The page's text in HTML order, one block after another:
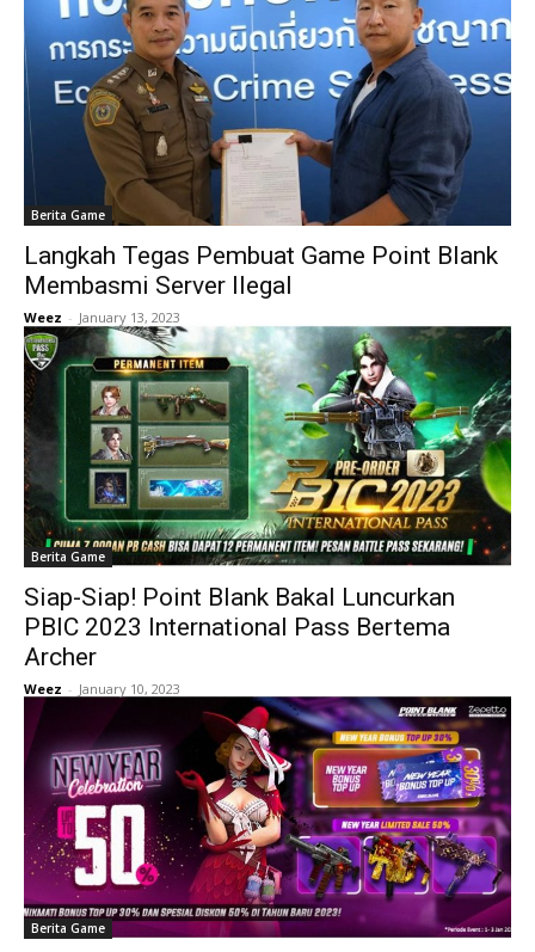
Berita Game
Langkah Tegas Pembuat Game Point Blank
Membasmi Server Ilegal
Weez - January 13, 2023
Berita Game
Siap-Siap! Point Blank Bakal Luncurkan
PBIC 2023 International Pass Bertema
Archer
Weez - January 10, 2023
Berita Game